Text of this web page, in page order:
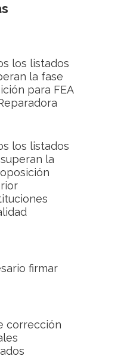
los listados
la fase
para FEA
los listados
la
firmar
corrección